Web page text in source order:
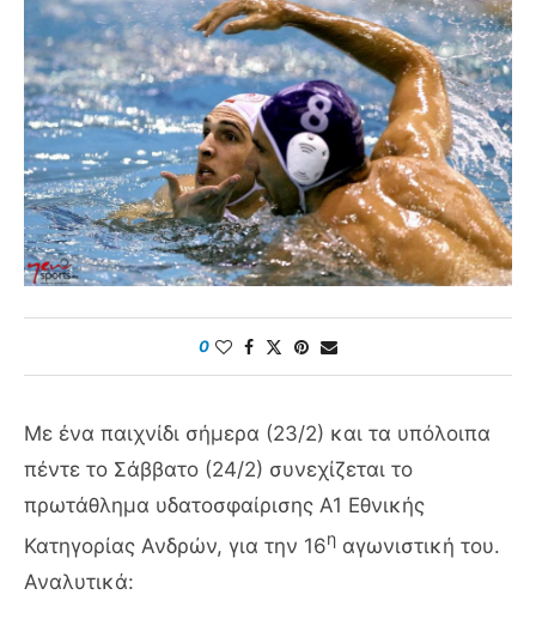
0
Με ένα παιχνίδι σήμερα (23/2) και τα υπόλοιπα
πέντε το Σάββατο (24/2) συνεχίζεται το
πρωτάθλημα υδατοσφαίρισης Α1 Εθνικής
Κατηγορίας Ανδρών, για την 16η αγωνιστική του.
Αναλυτικά: